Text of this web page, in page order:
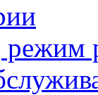
режим